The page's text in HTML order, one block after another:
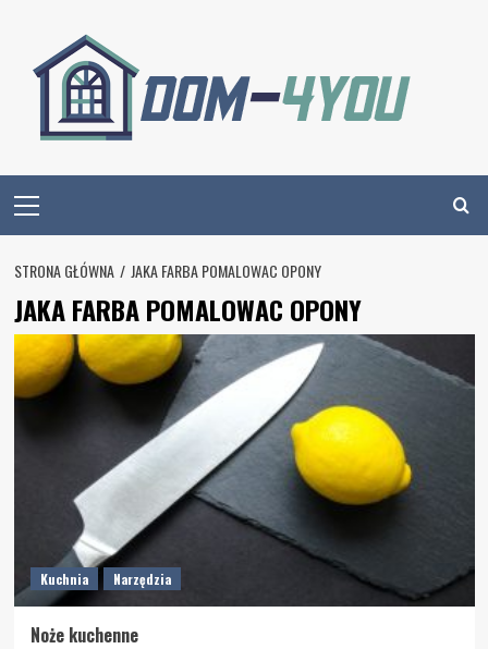
content
Menu
STRONA GŁÓWNA JAKA FARBA POMALOWAC OPONY
JAKA FARBA POMALOWAC OPONY
Kuchnia Narzędzia
Noże kuchenne